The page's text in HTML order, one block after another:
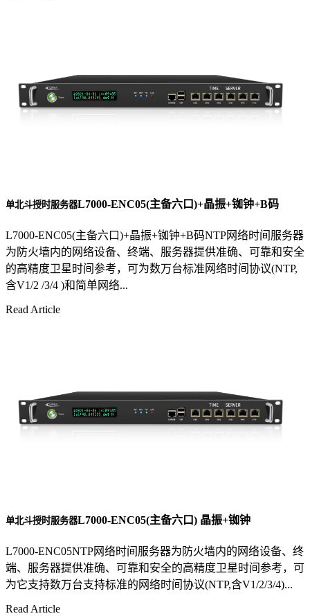
单北斗授时服务器L7000-ENC05(主备六口)+晶振+铷钟+B码
L7000-ENC05(主备六口)+晶振+铷钟+B码NTP网络时间服务器
为防火墙内的网络设备、终端、服务器提供准确、可靠和安全
的高精度卫星时间参考，可为数万台标准网络时间协议(NTP,
含V1/2 /3/4 )和简单网络...
Read Article
单北斗授时服务器L7000-ENC05(主备六口) 晶振+铷钟
L7000-ENC05NTP网络时间服务器为防火墙内的网络设备、终
端、服务器提供准确、可靠和安全的高精度卫星时间参考，可
为它支持数万台支持标准的网络时间协议(NTP,含V1/2/3/4)...
Read Article